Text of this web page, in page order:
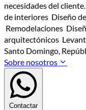
necesidades del
de interiores Diseño
Remodelaciones
arquitectónicos
Santo Domingo,
Sobre nosotros
Contactar